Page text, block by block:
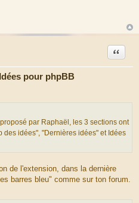
pour phpBB
Citation
par Raphaël, les 3 sections ont
des idées", "Dernières idées" et Idées
de l'extension, dans la dernière
barres bleu" comme sur ton forum.